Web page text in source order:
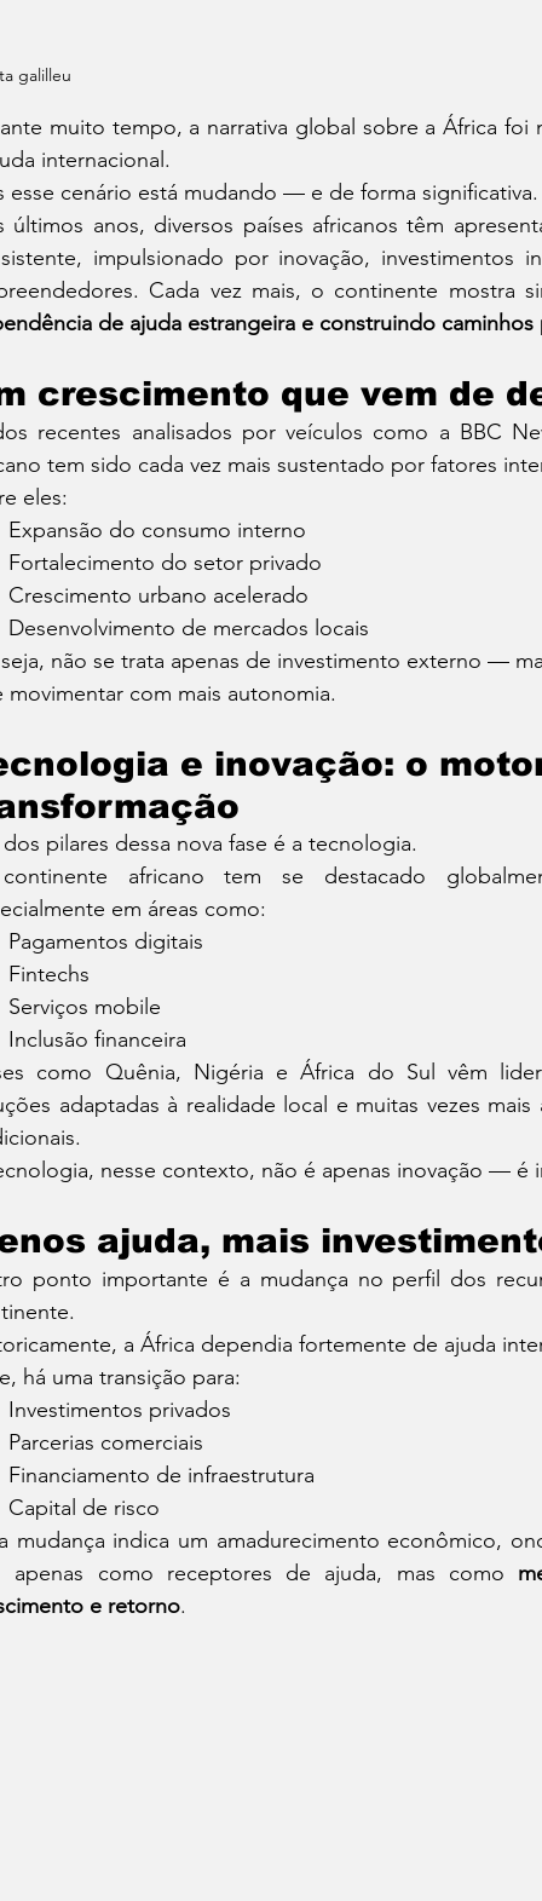
galilleu
muito tempo, a narrativa global sobre a África foi
internacional.
esse cenário está mudando — e de forma significativa.
últimos anos, diversos países africanos têm
impulsionado por inovação, investimentos
Cada vez mais, o continente mostra
de ajuda estrangeira e construindo
crescimento que vem de
recentes analisados por veículos como a BBC
tem sido cada vez mais sustentado por fatores
eles:
Expansão do consumo interno
Fortalecimento do setor privado
Crescimento urbano acelerado
Desenvolvimento de mercados locais
não se trata apenas de investimento externo —
movimentar com mais autonomia.
e inovação: o
pilares dessa nova fase é a tecnologia.
africano tem se destacado
em áreas como:
Pagamentos digitais
Fintechs
Serviços mobile
Inclusão financeira
como Quênia, Nigéria e África do Sul vêm
adaptadas à realidade local e muitas vezes
nesse contexto, não é apenas inovação — é
ajuda, mais
ponto importante é a mudança no perfil dos
a África dependia fortemente de ajuda
há uma transição para:
Investimentos privados
Parcerias comerciais
Financiamento de infraestrutura
Capital de risco
mudança indica um amadurecimento econômico,
apenas como receptores de ajuda, mas como
e retorno.